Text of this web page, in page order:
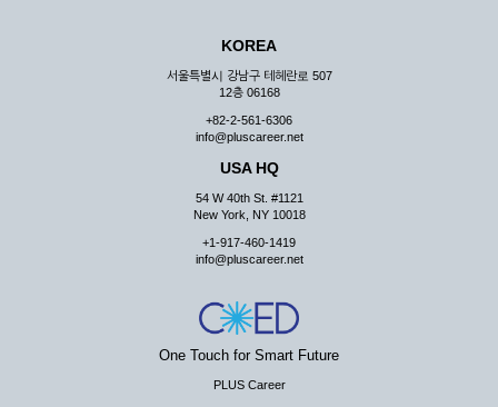
② 회원은 이용신청서의 기재내용 중 변경된 내용이 있는 경우
서비스를 통하여 그 내용을 회사에 통지하여야 합니다.
③ 다른 회원의 ID와 비밀번호를 부당하게 사용하는 행위를
④ 회원은 회사의 서비스에서 타 사이트의 홍보행위를 하지 않
아야 하며 공공질서나 미풍약속에 위배되는 내용 혹은 저작권을
리 행위도 할 수 없습니다.
사가 통지하는 사항을 준수하여야 하며, 기타 회사의 업무에 방
해되는 행위를 하여서는 아니 됩니다.
제8조 (회원의 관리)
① 회원은 언제든 이 약관에 대한 동의를 철회할 수 있습니다.
KOREA
서울특별시 강남구 테헤란로 507
12층 06168
+82-2-561-6306
info@pluscareer.net
USA HQ
54 W 40th St. #1121
New York, NY 10018
+1-917-460-1419
info@pluscareer.net
One Touch for Smart Future
PLUS Career